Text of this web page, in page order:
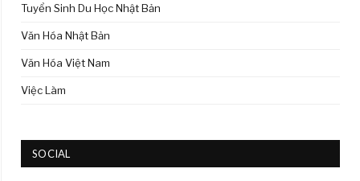
Tuyển Sinh Du Học Nhật Bản
Văn Hóa Nhật Bản
Văn Hóa Việt Nam
Việc Làm
SOCIAL